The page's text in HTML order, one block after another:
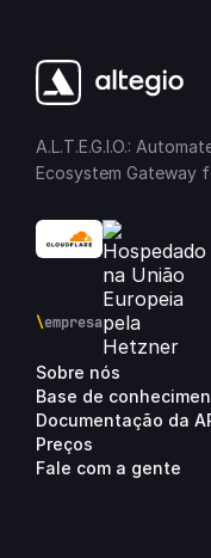
A.L.T.E.G.I.O.:
Ecosystem Gateway
\empresa
Sobre nós
Base de
Documentação da
Preços
Fale com a gente